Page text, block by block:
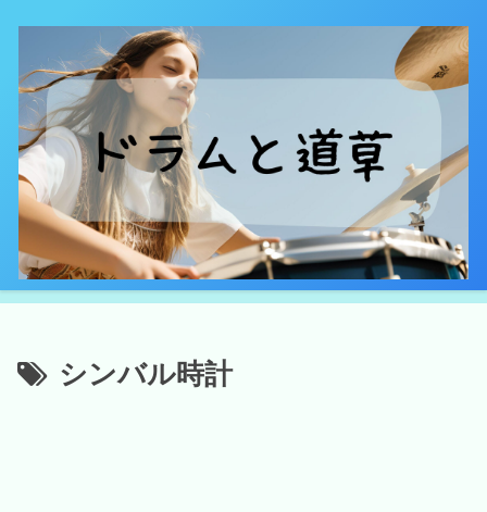
シンバル時計